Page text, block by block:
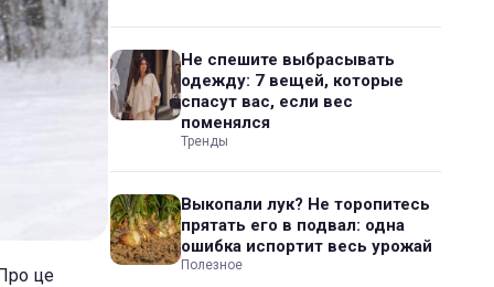
це
Не спешите выбрасывать
одежду: 7 вещей, которые
спасут вас, если вес
поменялся
Тренды
Выкопали лук? Не торопитесь
прятать его в подвал: одна
ошибка испортит весь урожай
Полезное